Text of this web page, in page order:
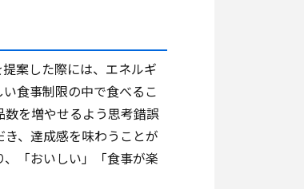
案した際には、エネルギ
食事制限の中で食べるこ
を増やせるよう思考錯誤
、達成感を味わうことが
「おいしい」「食事が楽